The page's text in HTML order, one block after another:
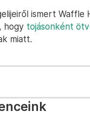
ismert
hogy tojásonként
miatt.